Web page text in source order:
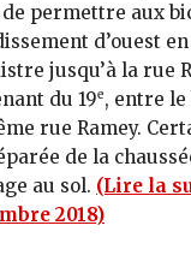
permettre aux
d’ouest
jusqu’à la rue
du 19e, entre
rue Ramey.
de la
au sol. (Lire la
2018)